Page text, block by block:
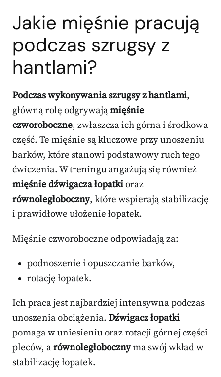
Jakie mięśnie pracują
podczas szrugsy z
hantlami?
Podczas wykonywania szrugsy z hantlami,
główną rolę odgrywająmięśnie
czworoboczne, zwłaszcza ich górna i środkowa
część. Te mięśnie są kluczowe przy unoszeniu
barków, które stanowi podstawowy ruch tego
ćwiczenia. W treningu angażują się również
mięśnie dźwigacza łopatkioraz
równoległoboczny, które wspierają stabilizację
i prawidłowe ułożenie łopatek.
Mięśnie czworoboczne odpowiadają za:
podnoszenie i opuszczanie barków,
rotację łopatek.
Ich praca jest najbardziej intensywna podczas
unoszenia obciążenia. Dźwigacz łopatki
pomaga w uniesieniu oraz rotacji górnej części
pleców, arównoległobocznyma swój wkład w
stabilizację łopatek.